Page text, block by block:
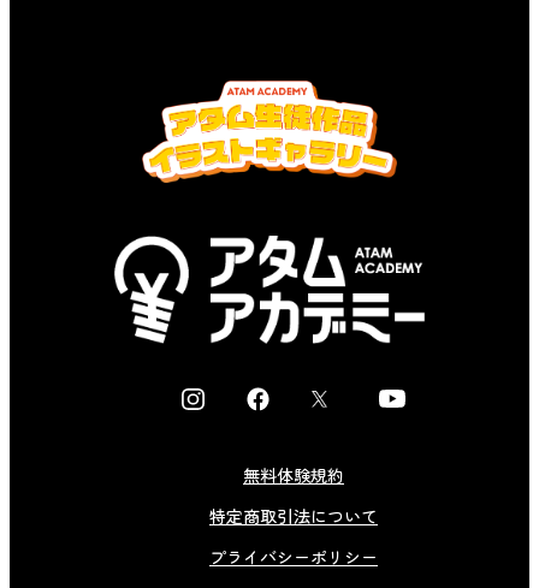
I
a
g
F
e
b
o
X
Y
無料体験規約
特定商取引法について
プライバシーポリシー